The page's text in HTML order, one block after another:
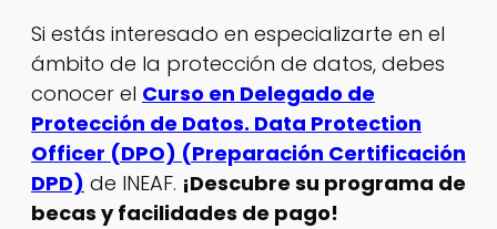
Si estás interesado en especializarte en el
ámbito de la protección de datos, debes
conocer el Curso en Delegado de
Protección de Datos. Data Protection
Officer (DPO) (Preparación Certificación
DPD) de INEAF. ¡Descubre su programa de
becas y facilidades de pago!